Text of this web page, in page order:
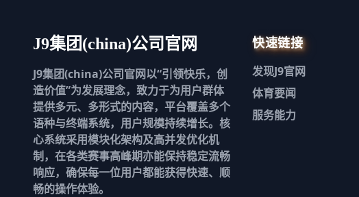
J9集团(china)公司官网
J9集团(china)公司官网以“引领快乐，创
造价值”为发展理念，致力于为用户群体
提供多元、多形式的内容，平台覆盖多个
语种与终端系统，用户规模持续增长。核
心系统采用模块化架构及高并发优化机
制，在各类赛事高峰期亦能保持稳定流畅
响应，确保每一位用户都能获得快速、顺
畅的操作体验。
快速链接
发现J9官网
体育要闻
服务能力